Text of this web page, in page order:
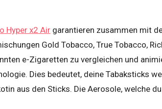
Hyper x2 Air garantieren zusammen mit
Gold Tobacco, True Tobacco,
e-Zigaretten zu vergleichen und
Dies bedeutet, deine Tabaksticks
aus den Sticks. Die Aerosole, welche